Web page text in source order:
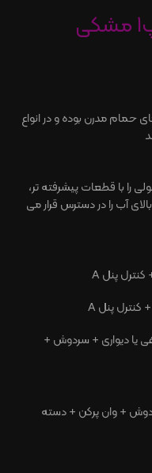
شیرحمام توکار ونتو تیپ1 مشکی
حمام مدرن بوده و در انواع
با قطعات پیشرفته تر،
آب را در دسترس قرار می
کنترل پنل A
+ کنترل پنل A
یا دیواری + سردوش +
+ وان پرکن + دسته